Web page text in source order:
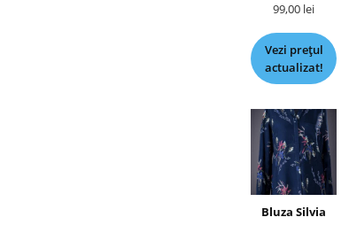
99,00 lei
Vezi prețul
actualizat!
Bluza Silvia